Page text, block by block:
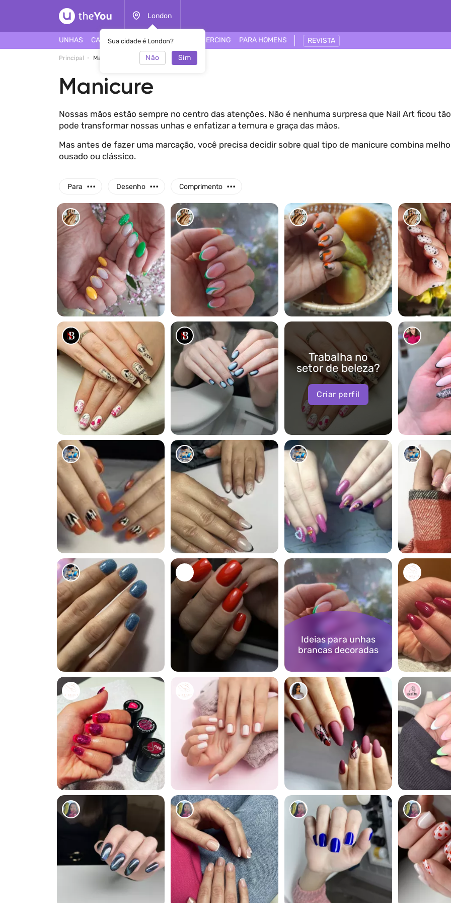
London
Sua cidade é London?
Não Sim
UNHAS CABELO ROSTO TATUAGEM PIERCING PARA HOMENS REVISTA
Principal Manicure
Manicure
Nossas mãos estão sempre no centro das atenções. Não é nenhuma surpresa que Nail Art ficou
pode transformar nossas unhas e enfatizar a ternura e graça das mãos.
Mas antes de fazer uma marcação, você precisa decidir sobre qual tipo de manicure combina
ousado ou clássico.
Para ... Desenho ... Comprimento ...
0 0
0 0
Trabalha no
setor de beleza?
Criar perfil
1 0 0
Ideias para unhas
brancas decoradas
3
1 3 4
1 5